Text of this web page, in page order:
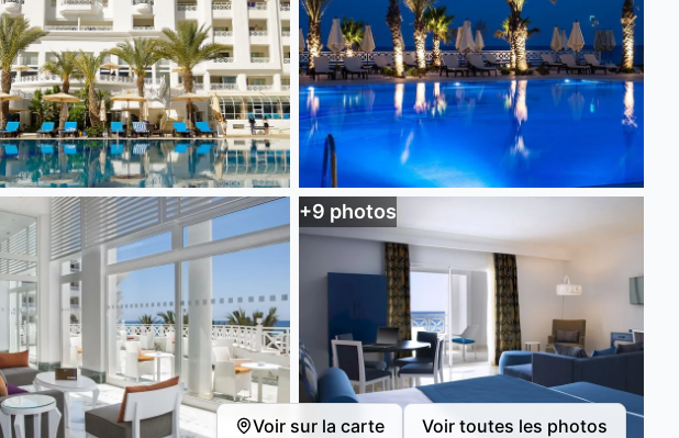
+9 photos
Voir sur la carte Voir toutes les photos